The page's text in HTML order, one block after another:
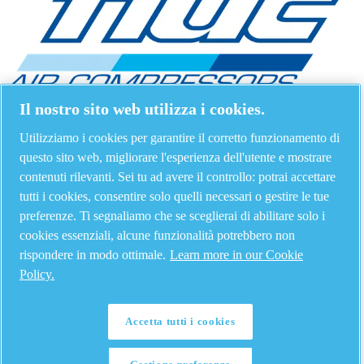
Il nostro sito web utilizza i cookies.
Utilizziamo i cookies per garantire il corretto funzionamento di
questo sito web, migliorare l'esperienza dell'utente e mostrare
contenuti rilevanti. Sei tu ad avere il controllo: potrai accettare
tutti i cookies, consentire solo quelli necessari o gestire le tue
preferenze. Ti segnaliamo che se sceglierai di abilitare solo i
cookies essenziali, alcune funzionalità potrebbero non
rispondere in modo ottimale. Learn more in our Cookie
Policy.
Accetta tutti i cookies